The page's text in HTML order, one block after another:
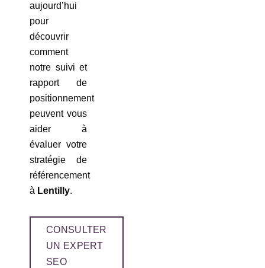
aujourd’hui
pour
découvrir
comment
notre suivi et
rapport de
positionnement
peuvent vous
aider à
évaluer votre
stratégie de
référencement
à Lentilly.
CONSULTER
UN EXPERT
SEO